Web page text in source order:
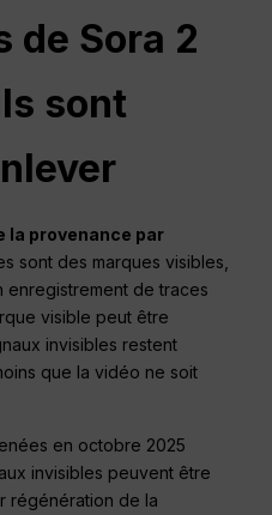
de Sora 2
sont
la provenance par
sont des marques visibles,
enregistrement de traces
visible peut être
invisibles restent
que la vidéo ne soit
en octobre 2025
invisibles peuvent être
régénération de la